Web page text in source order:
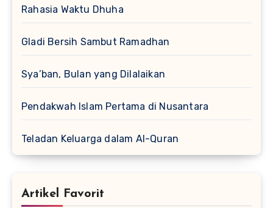
Rahasia Waktu Dhuha
Gladi Bersih Sambut Ramadhan
Sya’ban, Bulan yang Dilalaikan
Pendakwah Islam Pertama di Nusantara
Teladan Keluarga dalam Al-Quran
Artikel Favorit